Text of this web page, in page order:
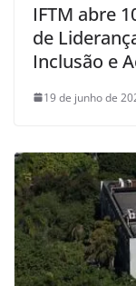
IFTM abre
de
Inclusão e
19 de junho de